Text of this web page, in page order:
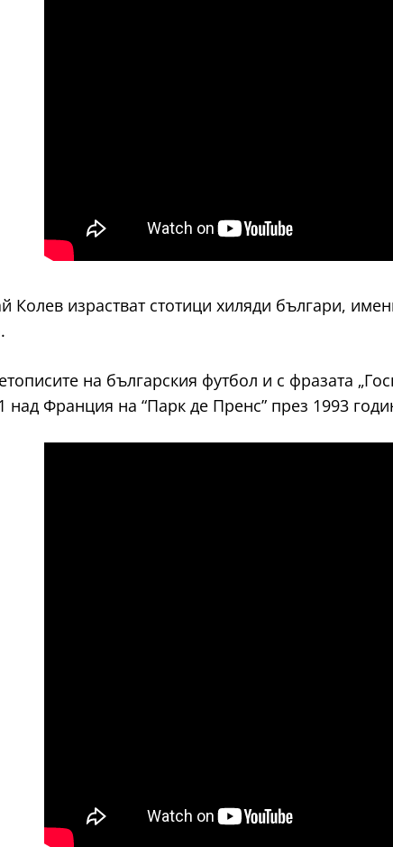
Колев израстват стотици хиляди българи,
на българския футбол и с фразата
над Франция на “Парк де Пренс” през 1993